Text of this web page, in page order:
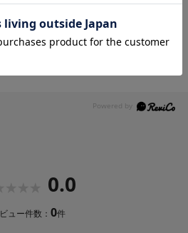
は、抹茶を点てる際に用いる茶
0.0
ュー件数：0件